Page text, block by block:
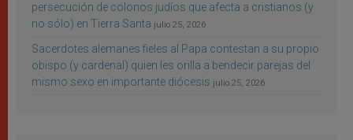
persecución de colonos judíos que afecta a cristianos (y
no sólo) en Tierra Santa julio 25, 2026
Sacerdotes alemanes fieles al Papa contestan a su propio
obispo (y cardenal) quien les orilla a bendecir parejas del
mismo sexo en importante diócesis julio 25, 2026